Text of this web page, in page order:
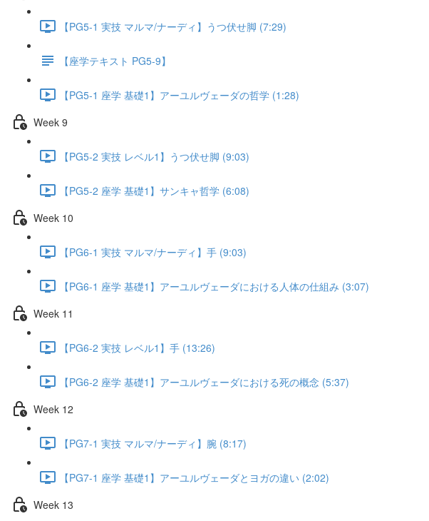
【PG5-1 実技 マルマ/ナーディ】うつ伏せ脚 (7:29)
【座学テキスト PG5-9】
【PG5-1 座学 基礎1】アーユルヴェーダの哲学 (1:28)
Week 9
【PG5-2 実技 レベル1】うつ伏せ脚 (9:03)
【PG5-2 座学 基礎1】サンキャ哲学 (6:08)
Week 10
【PG6-1 実技 マルマ/ナーディ】手 (9:03)
【PG6-1 座学 基礎1】アーユルヴェーダにおける人体の仕組み (3:07)
Week 11
【PG6-2 実技 レベル1】手 (13:26)
【PG6-2 座学 基礎1】アーユルヴェーダにおける死の概念 (5:37)
Week 12
【PG7-1 実技 マルマ/ナーディ】腕 (8:17)
【PG7-1 座学 基礎1】アーユルヴェーダとヨガの違い (2:02)
Week 13